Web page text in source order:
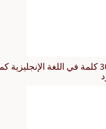
أهم 3000 كلمة في اللغة الإنجليزية